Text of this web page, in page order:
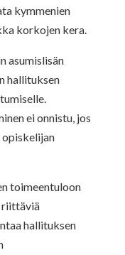
kymmenien
korkojen kera.
asumislisän
hallituksen
ei onnistu, jos
toimeentuloon
riittäviä
hallituksen